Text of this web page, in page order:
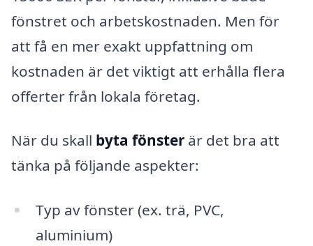
fönstret och arbetskostnaden. Men för
att få en mer exakt uppfattning om
kostnaden är det viktigt att erhålla flera
offerter från lokala företag.
När du skall byta fönster är det bra att
tänka på följande aspekter:
Typ av fönster (ex. trä, PVC,
aluminium)